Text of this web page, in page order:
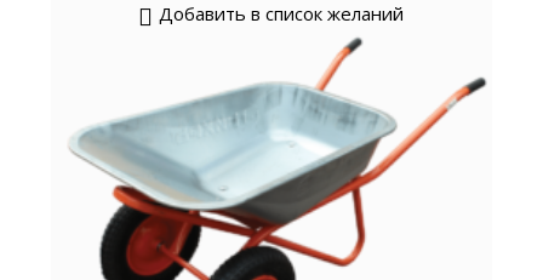
Добавить в список желаний